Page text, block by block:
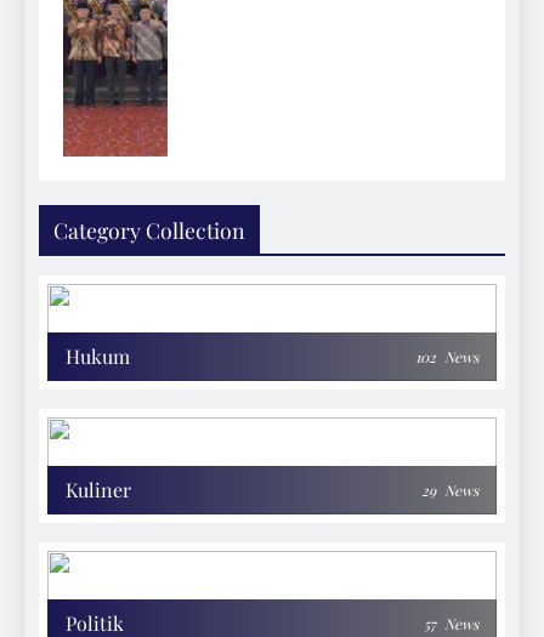
Category Collection
Hukum 102 News
Kuliner 29 News
Politik 57 News